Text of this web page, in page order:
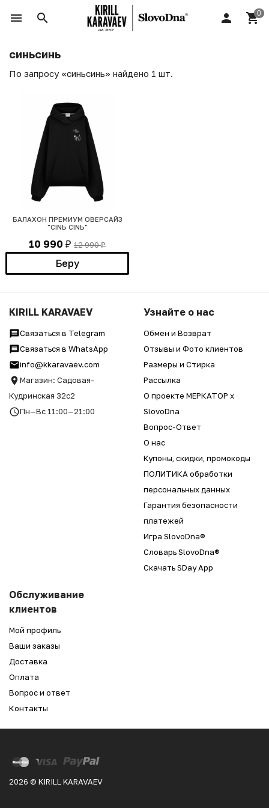
синьсинь
По запросу «синьсинь» найдено 1 шт.
БАЛАХОН ПРЕМИУМ ОВЕРСАЙЗ
"CINЬ CINЬ"
10 990 ₽ 12 990₽
Беру
KIRILL KARAVAEV
Связаться в Telegram
Связаться в WhatsApp
info@kkaravaev.com
Магазин: Садовая-
Кудринская 32с2
Пн—Вс 11:00—21:00
Узнайте о нас
Обмен и Возврат
Отзывы и Фото клиентов
Размеры и Стирка
Рассылка
О проекте МЕРКАТОР x
SlovoDna
Вопрос-Ответ
О нас
Купоны, скидки, промокоды
ПОЛИТИКА обработки
персональных данных
Гарантия безопасности
платежей
Игра SlovoDna®
Словарь SlovoDna®
Скачать SDay App
Обслуживание
клиентов
Мой профиль
Ваши заказы
Доставка
Оплата
Вопрос и ответ
Контакты
2026 © KIRILL KARAVAEV